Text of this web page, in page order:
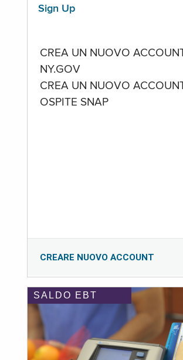
Sign Up
CREA UN NUOVO
NY.GOV
CREA UN NUOVO
OSPITE SNAP
CREARE NUOVO ACCOUNT
SALDO EBT